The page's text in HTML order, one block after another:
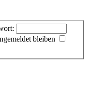
bleiben